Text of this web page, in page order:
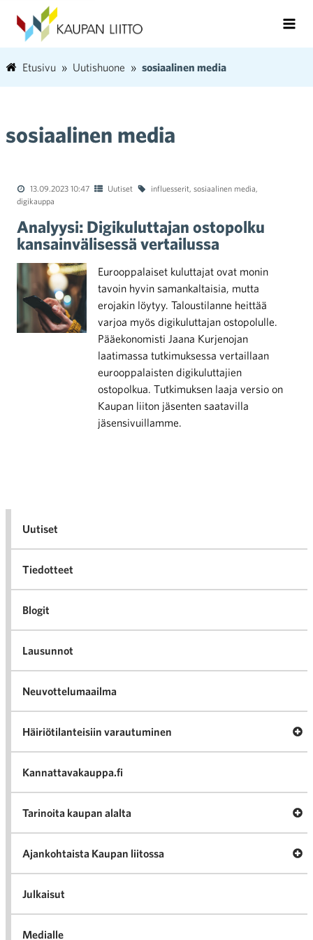
Etusivu Uutishuone sosiaalinen media
sosiaalinen media
13.09.2023 10:47 Uutiset influesserit, sosiaalinen media,
digikauppa
Analyysi: Digikuluttajan ostopolku
kansainvälisessä vertailussa
Eurooppalaiset kuluttajat ovat monin
tavoin hyvin samankaltaisia, mutta
erojakin löytyy. Taloustilanne heittää
varjoa myös digikuluttajan ostopolulle.
Pääekonomisti Jaana Kurjenojan
laatimassa tutkimuksessa vertaillaan
eurooppalaisten digikuluttajien
ostopolkua. Tutkimuksen laaja versio on
Kaupan liiton jäsenten saatavilla
jäsensivuillamme.
Uutiset
Tiedotteet
Blogit
Lausunnot
Neuvottelumaailma
Häiriötilanteisiin varautuminen
Kannattavakauppa.fi
Tarinoita kaupan alalta
Ajankohtaista Kaupan liitossa
Julkaisut
Medialle